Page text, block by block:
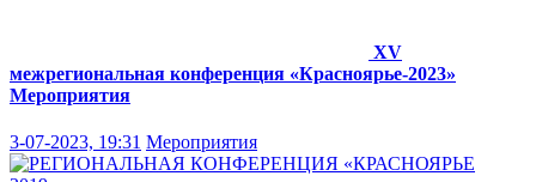
ХV
межрегиональная конференция «Красноярье-2023»
Мероприятия
3-07-2023, 19:31 Мероприятия